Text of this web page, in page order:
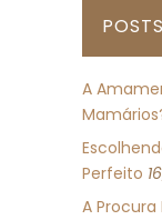
A
Perfeito
A